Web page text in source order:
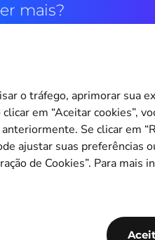
o tráfego, aprimorar sua
em “Aceitar cookies”,
Se clicar em
ajustar suas preferências
de Cookies”. Para mais
mais?
Cookies